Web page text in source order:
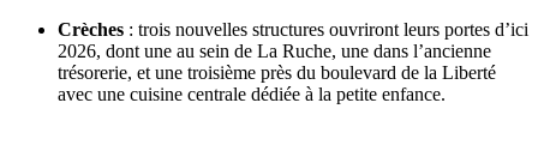
Crèches : trois nouvelles structures ouvriront leurs portes d’ici
2026, dont une au sein de La Ruche, une dans l’ancienne
trésorerie, et une troisième près du boulevard de la Liberté
avec une cuisine centrale dédiée à la petite enfance.